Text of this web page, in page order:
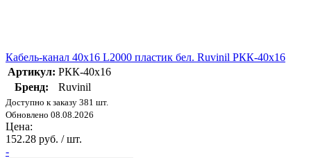
Кабель-канал 40х16 L2000 пластик бел. Ruvinil РКК-40х16
Артикул: РКК-40х16
Бренд:
Ruvinil
Доступно к заказу 381 шт.
Обновлено 08.08.2026
Цена:
152.28 руб. / шт.
-